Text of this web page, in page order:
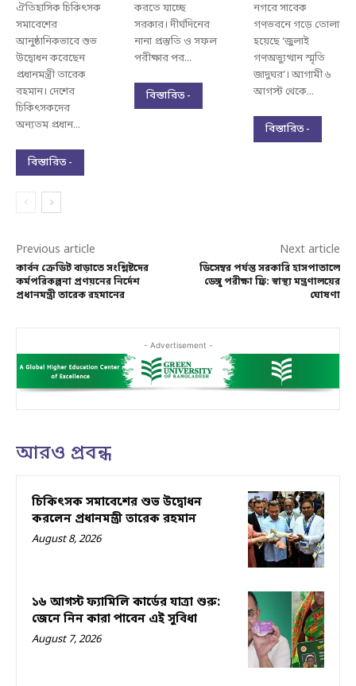
ঐতিহাসিক চিকিৎসক
সমাবেশের
আনুষ্ঠানিকভাবে শুভ
উদ্বোধন করেছেন
প্রধানমন্ত্রী তারেক
রহমান। দেশের
চিকিৎসকদের
অন্যতম প্রধান...
বিস্তারিত -
করতে যাচ্ছে
সরকার। দীর্ঘদিনের
নানা প্রস্তুতি ও সফল
পরীক্ষার পর...
বিস্তারিত -
নগরে সাবেক
গণভবনে গড়ে তোলা
হয়েছে ‘জুলাই
গণঅভ্যুত্থান স্মৃতি
জাদুঘর’। আগামী ৬
আগস্ট থেকে...
বিস্তারিত -
Previous article
কার্বন ক্রেডিট বাড়াতে সংশ্লিষ্টদের
কর্মপরিকল্পনা প্রণয়নের নির্দেশ
প্রধানমন্ত্রী তারেক রহমানের
Next article
ডিসেম্বর পর্যন্ত সরকারি হাসপাতালে
ডেঙ্গু পরীক্ষা ফ্রি: স্বাস্থ্য মন্ত্রণালয়ের
ঘোষণা
- Advertisement -
আরও প্রবন্ধ
চিকিৎসক সমাবেশের শুভ উদ্বোধন
করলেন প্রধানমন্ত্রী তারেক রহমান
August 8, 2026
১৬ আগস্ট ফ্যামিলি কার্ডের যাত্রা শুরু:
জেনে নিন কারা পাবেন এই সুবিধা
August 7, 2026